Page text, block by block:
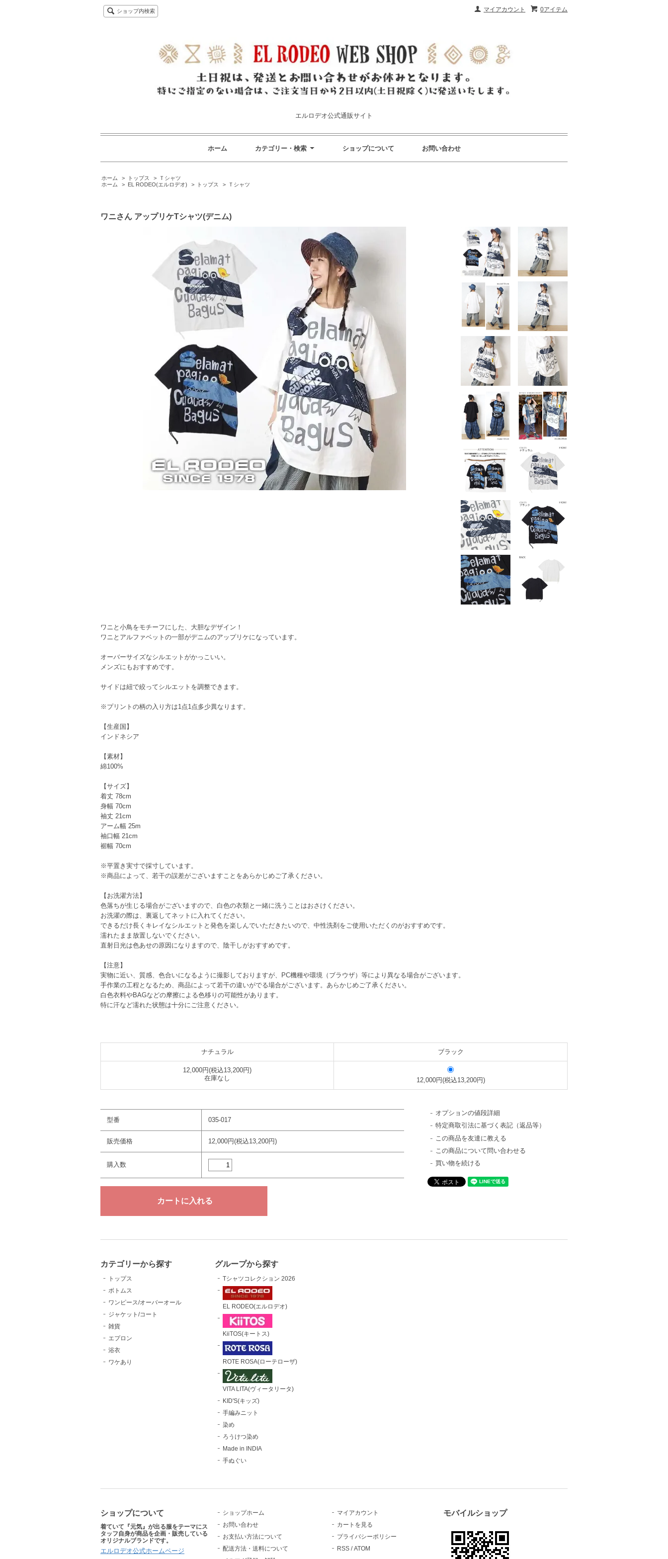
0アイテム
マイアカウント
ショップ内検索
エルロデオ公式通販サイト
ホーム カテゴリー・検索 ショップについて お問い合わせ
ホーム > トップス >
Ｔシャツ
ホーム
> EL RODEO(エルロデオ) > トップス > Ｔシャツ
ワニさん アップリケTシャツ(デニム)
ワニと小鳥をモチーフにした、大胆なデザイン！
ワニとアルファベットの一部がデニムのアップリケになっています。
オーバーサイズなシルエットがかっこいい。
メンズにもおすすめです。
サイドは紐で絞ってシルエットを調整できます。
※プリントの柄の入り方は1点1点多少異なります。
【生産国】
インドネシア
【素材】
綿100%
【サイズ】
着丈 78cm
身幅 70cm
袖丈 21cm
アーム幅 25m
袖口幅 21cm
裾幅 70cm
※平置き実寸で採寸しています。
※商品によって、若干の誤差がございますことをあらかじめご了承ください。
【お洗濯方法】
色落ちが生じる場合がございますので、白色の衣類と一緒に洗うことはおさけください。
お洗濯の際は、裏返してネットに入れてください。
できるだけ長くキレイなシルエットと発色を楽しんでいただきたいので、中性洗剤をご使用いただくのがおすすめです。
濡れたまま放置しないでください。
直射日光は色あせの原因になりますので、陰干しがおすすめです。
【注意】
実物に近い、質感、色合いになるように撮影しておりますが、PC機種や環境（ブラウザ）等により異なる場合がございます。
手作業の工程となるため、商品によって若干の違いがでる場合がございます。あらかじめご了承ください。
白色衣料やBAGなどの摩擦による色移りの可能性があります。
特に汗など濡れた状態は十分にご注意ください。
ナチュラル ブラック
12,000円(税込13,200円)
在庫なし
12,000円(税込13,200円)
型番 035-017
販売価格 12,000円(税込13,200円)
購入数
オプションの値段詳細
特定商取引法に基づく表記（返品等）
この商品を友達に教える
この商品について問い合わせる
買い物を続ける
カテゴリーから探す
トップス
ボトムス
ワンピース/オーバーオール
ジャケット/コート
雑貨
エプロン
浴衣
ワケあり
グループから探す
Tシャツコレクション 2026
EL RODEO(エルロデオ)
KiiTOS(キートス)
ROTE ROSA(ローテローザ)
VITA LITA(ヴィータリータ)
KID'S(キッズ)
手編みニット
染め
ろうけつ染め
Made in INDIA
手ぬぐい
ショップについて
着ていて『元気』が出る服をテーマにス
タッフ自身が商品を企画・販売している
オリジナルブランドです。
エルロデオ公式ホームページ
ショップホーム
お問い合わせ
お支払い方法について
配送方法・送料について
マイアカウント
カートを見る
プライバシーポリシー
RSS /ATOM
モバイルショップ